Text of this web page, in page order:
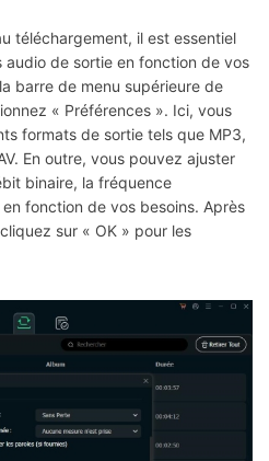
téléchargement, il est essentiel
de sortie en fonction de vos
barre de menu supérieure de
« Préférences ». Ici, vous
formats de sortie tels que MP3,
En outre, vous pouvez ajuster
binaire, la fréquence
fonction de vos besoins. Après
sur « OK » pour les